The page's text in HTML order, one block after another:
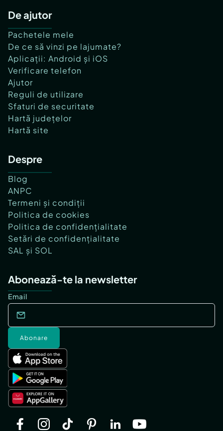
De ajutor
Pachetele mele
De ce să vinzi pe lajumate?
Aplicații: Android și iOS
Verificare telefon
Ajutor
Reguli de utilizare
Sfaturi de securitate
Hartă județelor
Hartă site
Despre
Blog
ANPC
Termeni și condiții
Politica de cookies
Politica de confidențialitate
Setări de confidențialitate
SAL și SOL
Abonează-te la newsletter
Email
Abonare